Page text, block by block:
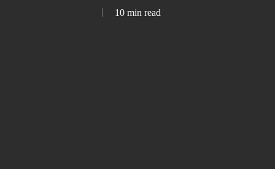
10 min read